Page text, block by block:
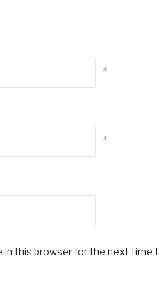
*
*
in this browser for the next time